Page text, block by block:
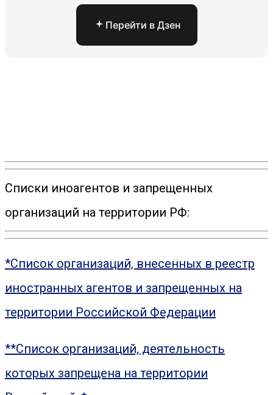
Перейти в Дзен
Списки иноагентов и запрещенных
организаций на территории РФ:
*Список организаций, внесенных в реестр
иностранных агентов и запрещенных на
территории Российской Федерации
**Список организаций, деятельность
которых запрещена на территории